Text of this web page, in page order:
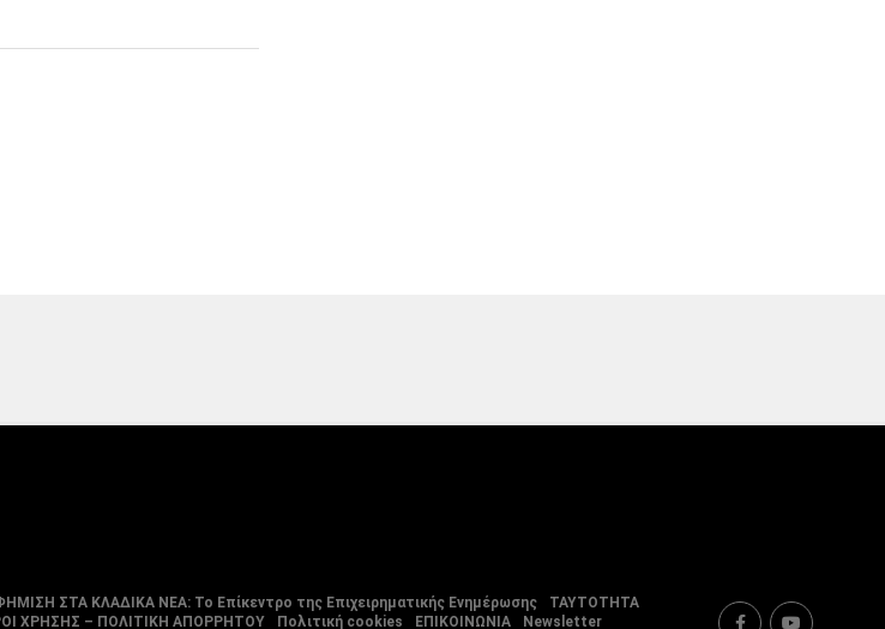
ΣΤΑ ΚΛΑΔΙΚΑ ΝΕΑ: Το Επίκεντρο της Επιχειρηματικής Ενημέρωσης
ΤΑΥΤΟΤΗΤΑ
ΧΡΗΣΗΣ – ΠΟΛΙΤΙΚΗ ΑΠΟΡΡΗΤΟΥ
Πολιτική cookies ΕΠΙΚΟΙΝΩΝΙΑ Newsletter